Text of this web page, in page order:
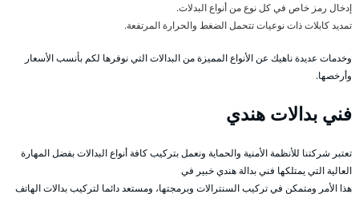
إدخال رمز خاص في كل نوع من أنواع البدلات.
تمديد كابلات ذات نوعيات تتحمل الضغط والحرارة المرتفعة.
وخدمات عديدة ناهيك عن الأنواع المميزة من البدالات التي نوفرها لكم بأنسب الأسعار
وأرخصها.
فني بدالات هندي
تعتبر شركتنا للأنظمة الأمنية والحماية ونعمل بتركيب كافة أنواع البدالات بفضل المهارة
العالية التي يمتلكها فني بدالة هندي خبير في
هذا الأمر ومتمكن في تركيب السنترالات وبرمجتها، ومستعد دائما لتركيب بدالات الهاتف